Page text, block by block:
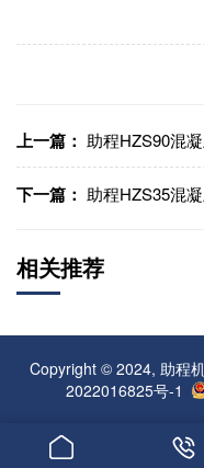
上一篇： 助程HZS90混
下一篇： 助程HZS35混
相关推荐
Copyright © 2024, 助程
2022016825号-1